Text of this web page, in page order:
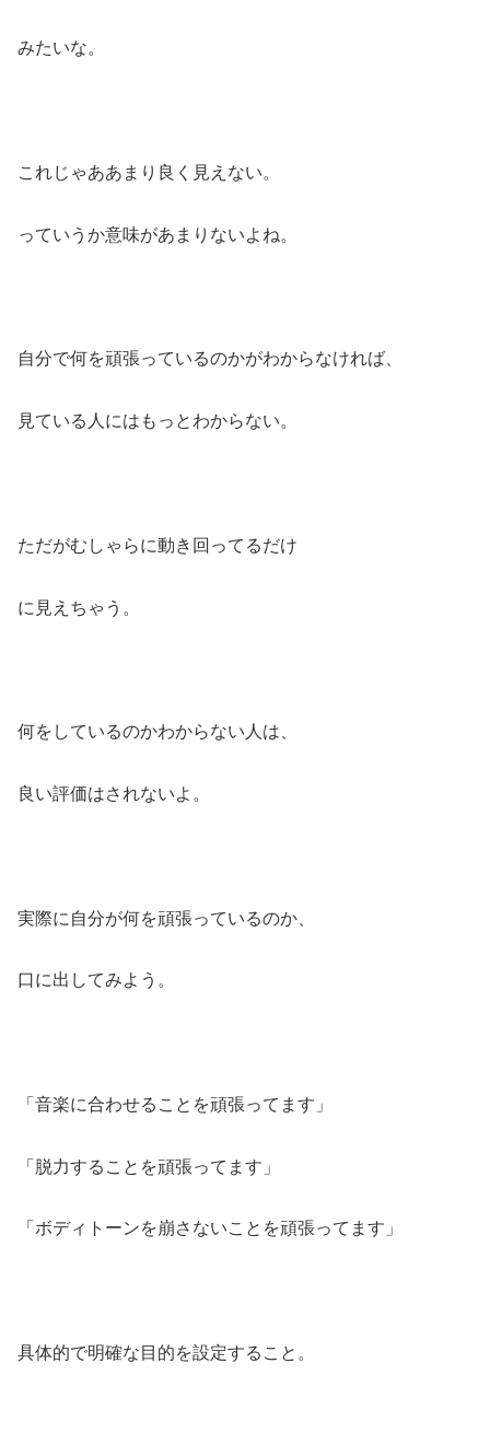
みたいな。
これじゃああまり良く見えない。
っていうか意味があまりないよね。
自分で何を頑張っているのかがわからなければ、
見ている人にはもっとわからない。
ただがむしゃらに動き回ってるだけ
に見えちゃう。
何をしているのかわからない人は、
良い評価はされないよ。
実際に自分が何を頑張っているのか、
口に出してみよう。
「音楽に合わせることを頑張ってます」
「脱力することを頑張ってます」
「ボディトーンを崩さないことを頑張ってます」
具体的で明確な目的を設定すること。